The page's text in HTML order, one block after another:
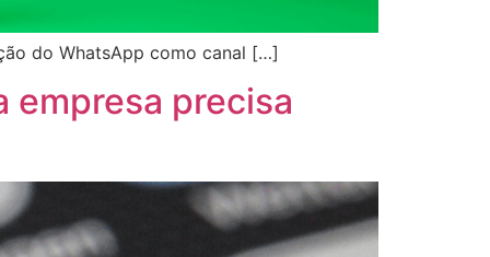
do WhatsApp como canal […]
empresa precisa